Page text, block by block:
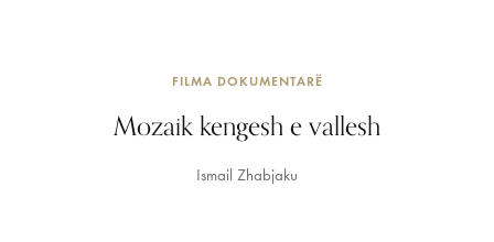
FILMA DOKUMENTARË
Mozaik kengesh e vallesh
Ismail Zhabjaku